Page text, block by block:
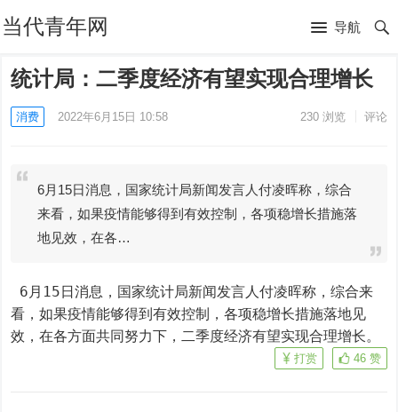
当代青年网 导航
统计局：二季度经济有望实现合理增长
消费 2022年6月15日 10:58 230浏览 评论
6月15日消息，国家统计局新闻发言人付凌晖称，综合
来看，如果疫情能够得到有效控制，各项稳增长措施落
地见效，在各…
看，如果疫情能够得到有效控制，各项稳增长措施落地见
效，在各方面共同努力下，二季度经济有望实现合理增长。
46 赞
打赏